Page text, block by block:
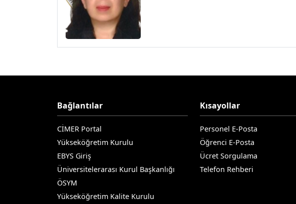
Bağlantılar
CİMER Portal
Yükseköğretim Kurulu
EBYS Giriş
Üniversitelerarası Kurul Başkanlığı
ÖSYM
Yükseköğretim Kalite Kurulu
Kısayollar
Personel E-Posta
Öğrenci E-Posta
Ücret Sorgulama
Telefon Rehberi